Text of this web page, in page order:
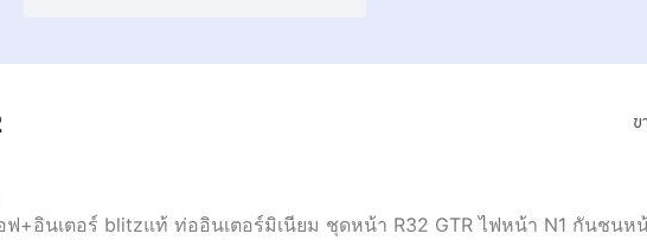
ข
ฟ+อินเตอร์ blitzแท้ ท่ออินเตอร์มิเนียม ชุดหน้า R32 GTR ไฟหน้า N1 กันชนห